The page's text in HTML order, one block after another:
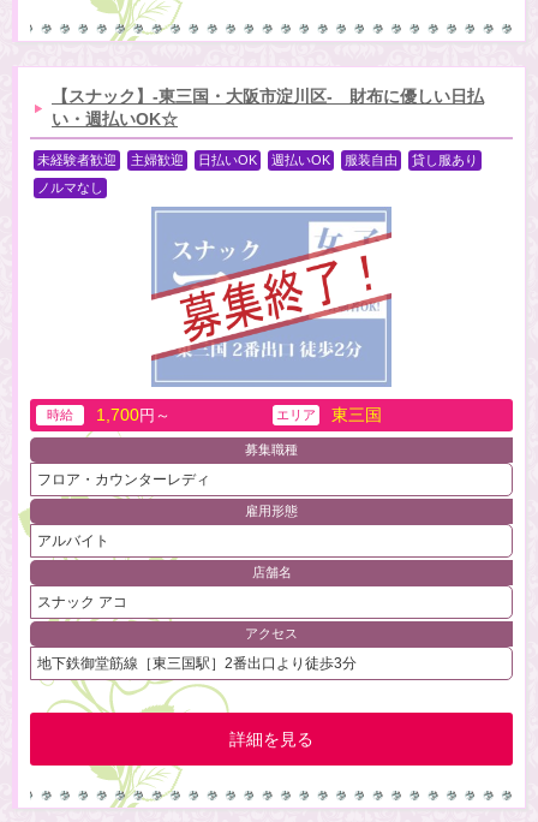
【スナック】-東三国・大阪市淀川区- 財布に優しい日払
い・週払いOK☆
未経験者歓迎 主婦歓迎 日払いOK 週払いOK 服装自由
貸し服あり
ノルマなし
時給 1,700円～ エリア 東三国
募集職種
フロア・カウンターレディ
雇用形態
アルバイト
店舗名
スナック アコ
アクセス
地下鉄御堂筋線［東三国駅］2番出口より徒歩3分
詳細を見る